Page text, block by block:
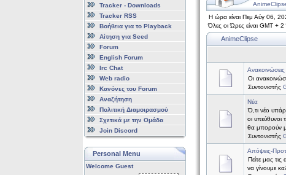
Tracker - Downloads
Tracker RSS
Βοήθεια για το Playback
Αίτηση για Seed
Forum
English Forum
Irc Chat
Web radio
Κανόνες του Forum
Αναζήτηση
Πολιτική Διαμοιρασμού
Σχετικά με την Ομάδα
Join Discord
Personal Menu
Welcome Guest
Η ώρα είναι Πεμ Αύγ 06,
Όλες οι Ώρες είναι GMT +
AnimeClipse
Ανακοινώσεις
Οι
Συντονιστής
Νέα
Ό,τι νέο
οι υπεύθυνοι
θα μπορούν
Συντονιστής
Απόψεις-
Πείτε μας
να γίνουμε